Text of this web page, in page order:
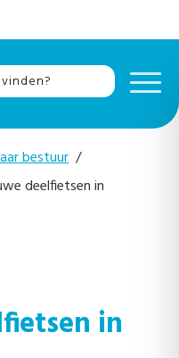
bestuur /
deelfietsen in
in